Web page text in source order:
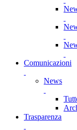
Comunicazioni
News
Trasparenza